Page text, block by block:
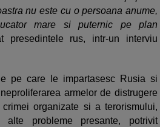
nu este cu o persoana anume,
mare si puternic pe plan
presedintele rus, intr-un interviu
pe care le impartasesc Rusia si
armelor de distrugere
organizate si a terorismului,
alte probleme presante, potrivit